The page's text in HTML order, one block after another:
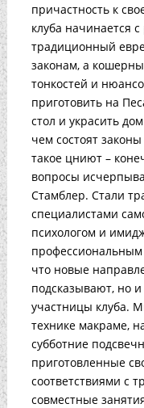
причастность к
клуба начинается
традиционный
законам, а
тонкостей и
приготовить на
стол и украсить
чем состоят
такое цниют –
вопросы
Стамблер. Стали
специалистами
психологом и
что новые
подсказывают, но
участницы клуба.
технике макраме,
субботние
приготовленные
соответствиями с
совместные